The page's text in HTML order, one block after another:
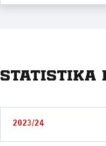
Statistika
2023/24